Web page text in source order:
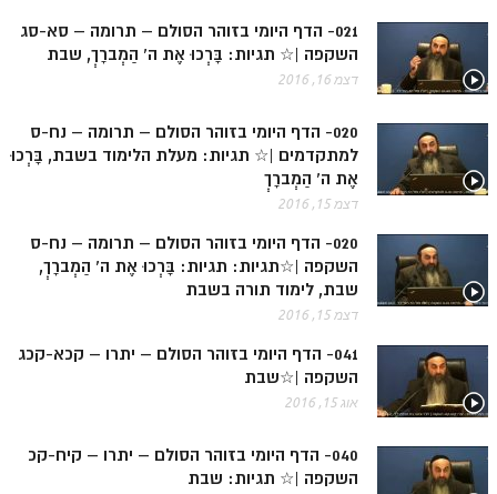
ספר הזוהר תולדות מתקדמים
ספר הזוהר ויצא מתחילים
ספר הזוהר ויצא מתקדמים
ספר הזוהר וישלח מתחילים
הזוהר הקדוש וישב מתחילים
הזוהר הקדוש וישב מתקדמים
הזוהר הקדוש מקץ מתחילים
הזוהר הקדוש מקץ מתקדמים
הזוהר הקדוש ויגש מתקדמים
021- הדף היומי בזוהר הסולם – תרומה – סא-סג
השקפה |☆ תגיות: בָּרְכוּ אֶת ה' הַמְברָךְ, שבת
דצמ 16, 2016
020- הדף היומי בזוהר הסולם – תרומה – נח-ס
למתקדמים |☆ תגיות: מעלת הלימוד בשבת, בָּרְכוּ
אֶת ה' הַמְברָךְ
דצמ 15, 2016
020- הדף היומי בזוהר הסולם – תרומה – נח-ס
השקפה |☆תגיות: תגיות: בָּרְכוּ אֶת ה' הַמְברָךְ,
שבת, לימוד תורה בשבת
דצמ 15, 2016
041- הדף היומי בזוהר הסולם – יתרו – קכא-קכג
השקפה |☆שבת
אוג 15, 2016
040- הדף היומי בזוהר הסולם – יתרו – קיח-קכ
השקפה |☆ תגיות: שבת